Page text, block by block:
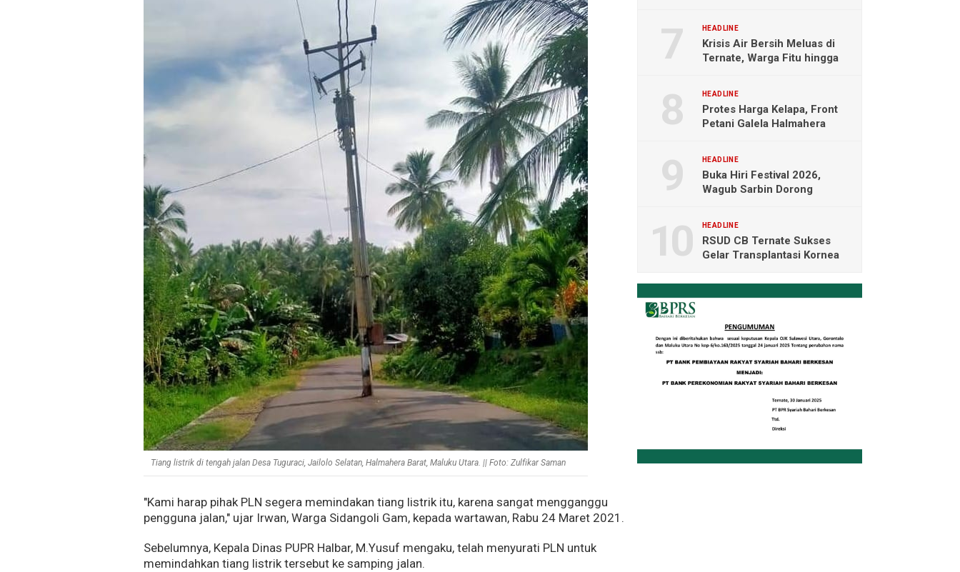
Tiang listrik di tengah jalan Desa Tuguraci, Jailolo Selatan, Halmahera Barat, Maluku Utara. || Foto: Zulfikar Saman
"Kami harap pihak PLN segera memindakan tiang listrik itu, karena sangat mengganggu
pengguna jalan," ujar Irwan, Warga Sidangoli Gam, kepada wartawan, Rabu 24 Maret 2021.
Sebelumnya, Kepala Dinas PUPR Halbar, M.Yusuf mengaku, telah menyurati PLN untuk
memindahkan tiang listrik tersebut ke samping jalan.
HEADLINE
Krisis Air Bersih Meluas di
Ternate, Warga Fitu hingga
HEADLINE
Protes Harga Kelapa, Front
Petani Galela Halmahera
HEADLINE
Buka Hiri Festival 2026,
Wagub Sarbin Dorong
HEADLINE
RSUD CB Ternate Sukses
Gelar Transplantasi Kornea